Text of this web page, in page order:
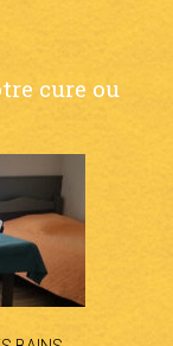
cure ou